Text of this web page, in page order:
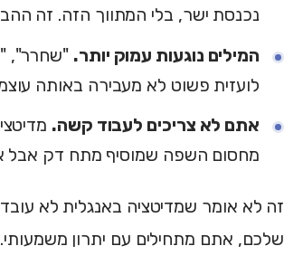
נכנסת ישר, בלי המתווך הזה. זה
המילים נוגעות עמוק יותר. "שחרר",
לועזית פשוט לא מעבירה באותה
אתם לא צריכים לעבוד קשה.
מחסום השפה שמוסיף מתח דק אבל
זה לא אומר שמדיטציה באנגלית לא
שלכם, אתם מתחילים עם יתרון משמעותי.